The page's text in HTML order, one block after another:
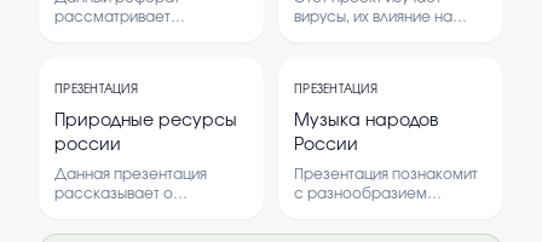
египта
рассматривает
Исследование дает
представление о
структуре власти,
социальной иерархии, а
также о роли религии в
управлении страной. Это
вирусы, их влияние на
методы профилактики и
лечения вирусных
заболеваний.
ПРЕЗЕНТАЦИЯ
Природные ресурсы
россии
Данная презентация
рассказывает о
ресурсов России.
ПРЕЗЕНТАЦИЯ
Музыка народов
России
Презентация познакомит
с разнообразием
народов России.